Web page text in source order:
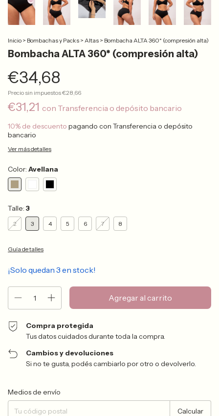
Inicio > Bombachas y Packs > Altas > Bombacha ALTA 360* (compresión alta)
Bombacha ALTA 360* (compresión alta)
€34,68
Precio sin impuestos€28,66
€31,21 con Transferencia o depósito bancario
10% de descuento pagando con Transferencia o depósito
bancario
Ver más detalles
Color: Avellana
Talle: 3
2 3 4 5 6 7 8
Guía de talles
¡Solo quedan 3 en stock!
Compra protegida
Tus datos cuidados durante toda la compra.
Cambios y devoluciones
Si no te gusta, podés cambiarlo por otro o devolverlo.
Entregas para el CP:
Medios de envío
Calcular